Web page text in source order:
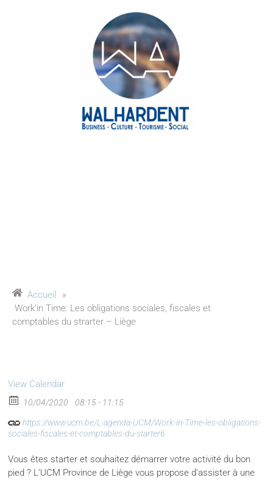
Accueil
»
Work’in Time: Les obligations sociales, fiscales et
comptables du strarter – Liège
View Calendar
10/04/2020 08:15 - 11:15
https://www.ucm.be/L-agenda-UCM/Work-in-Time-les-obligations-
sociales-fiscales-et-comptables-du-starter6
Vous êtes starter et souhaitez démarrer votre activité du bon
pied ? L’UCM Province de Liège vous propose d’assister à une